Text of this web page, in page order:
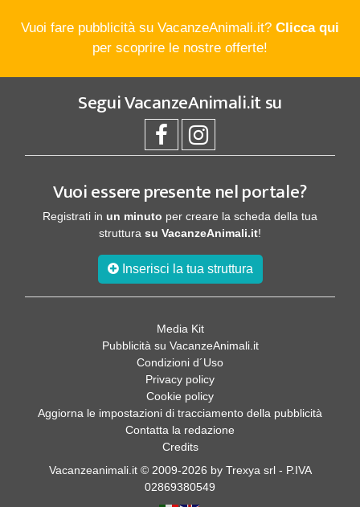
Vuoi fare pubblicità su VacanzeAnimali.it? Clicca qui
per scoprire le nostre offerte!
SeguiVacanzeAnimali.itsu
Vuoi essere presente nel portale?
Registrati in un minuto per creare la scheda della tua
struttura su VacanzeAnimali.it!
Inserisci la tua struttura
Media Kit
Pubblicità su VacanzeAnimali.it
Condizioni d´Uso
Privacy policy
Cookie policy
Aggiorna le impostazioni di tracciamento della pubblicità
Contatta la redazione
Credits
Vacanzeanimali.it © 2009-2026 by Trexya srl - P.IVA
02869380549